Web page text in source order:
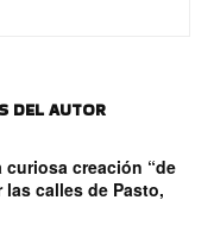
DEL AUTOR
creación “de
calles de Pasto,